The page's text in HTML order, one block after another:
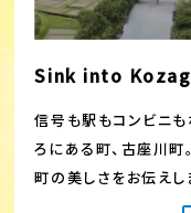
Sink into
信号も駅もコンビニも
ろにある町、古座川町
町の美しさをお伝えし